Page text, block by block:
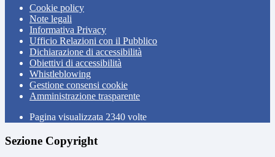
Cookie policy
Note legali
Informativa Privacy
Ufficio Relazioni con il Pubblico
Dichiarazione di accessibilità
Obiettivi di accessibilità
Whistleblowing
Gestione consensi cookie
Amministrazione trasparente
Pagina visualizzata 2340 volte
Sezione Copyright